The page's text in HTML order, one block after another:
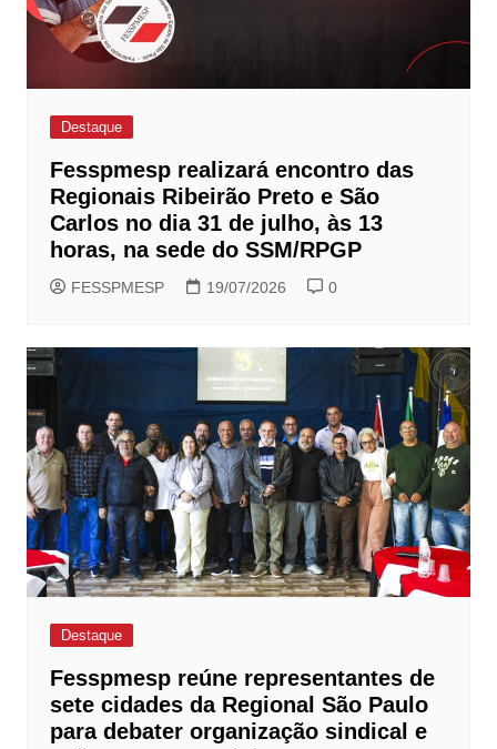
Destaque
Fesspmesp realizará encontro das
Regionais Ribeirão Preto e São
Carlos no dia 31 de julho, às 13
horas, na sede do SSM/RPGP
FESSPMESP 19/07/2026 0
Destaque
Fesspmesp reúne representantes de
sete cidades da Regional São Paulo
para debater organização sindical e